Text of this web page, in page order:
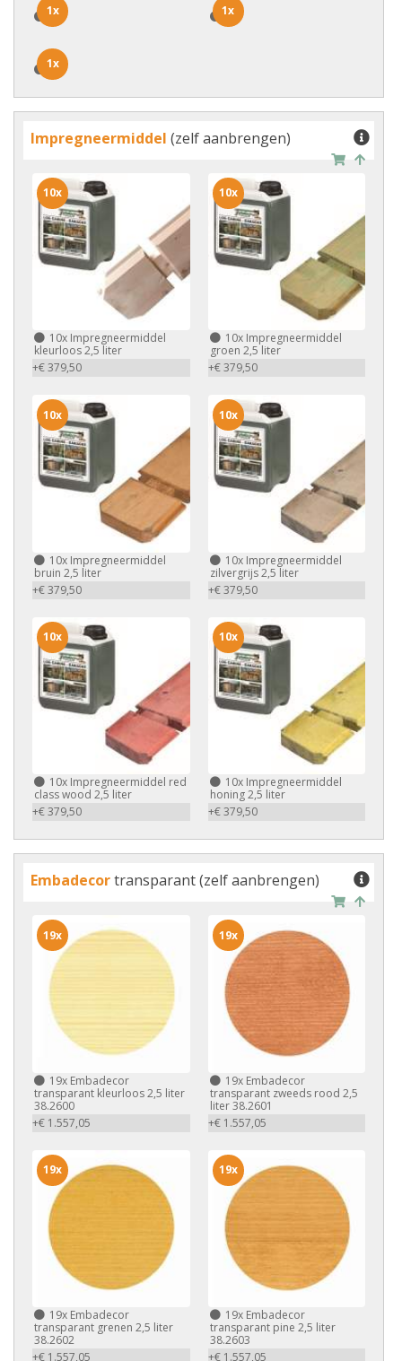
1x
1x 1x
1x
1x
1x
Impregneermiddel (zelf aanbrengen)
10x Impregneermiddel
kleurloos 2,5 liter
+€ 379,50
10x
10xImpregneermiddel
groen 2,5 liter
+€ 379,50
10x
10x Impregneermiddel
bruin 2,5 liter
+€ 379,50
10x
10xImpregneermiddel
zilvergrijs 2,5 liter
+€ 379,50
10x
10x Impregneermiddel red
class wood 2,5 liter
+€ 379,50
10x
10xImpregneermiddel
honing 2,5 liter
+€ 379,50
10x
Embadecortransparant (zelf aanbrengen)
19x Embadecor
transparant kleurloos 2,5 liter
38.2600
+€ 1.557,05
19x
19xEmbadecor
transparant zweeds rood 2,5
liter 38.2601
+€ 1.557,05
19x
19x Embadecor
transparant grenen 2,5 liter
38.2602
+€ 1.557,05
19x
19xEmbadecor
transparant pine 2,5 liter
38.2603
+€ 1.557,05
19x